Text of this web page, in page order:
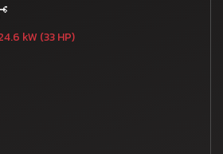
kW (33 HP)